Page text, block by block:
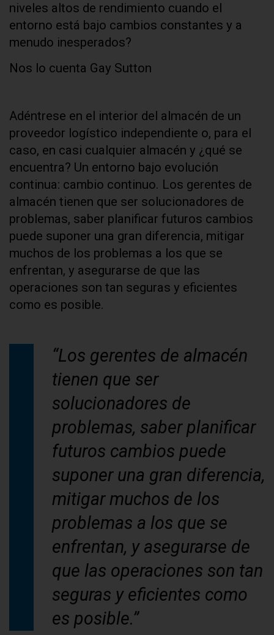
niveles altos de rendimiento cuando el
entorno está bajo cambios constantes y a
menudo inesperados?
Nos lo cuenta Gay Sutton
Adéntrese en el interior del almacén de un
proveedor logístico independiente o, para el
caso, en casi cualquier almacén y ¿qué se
encuentra? Un entorno bajo evolución
continua: cambio continuo. Los gerentes de
almacén tienen que ser solucionadores de
problemas, saber planificar futuros cambios
puede suponer una gran diferencia, mitigar
muchos de los problemas a los que se
enfrentan, y asegurarse de que las
operaciones son tan seguras y eficientes
como es posible.
“Los gerentes de almacén
tienen que ser
solucionadores de
problemas, saber planificar
futuros cambios puede
suponer una gran diferencia,
mitigar muchos de los
problemas a los que se
enfrentan, y asegurarse de
que las operaciones son tan
seguras y eficientes como
es posible.”